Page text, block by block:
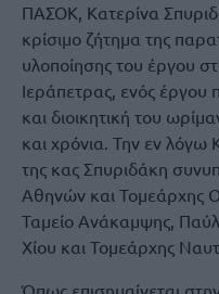
ΠΑΣΟΚ, Κατερίνα
κρίσιμο ζήτημα της
υλοποίησης του έργου
Ιεράπετρας, ενός
και διοικητική του
και χρόνια. Την εν λόγω
της κας Σπυριδάκη
Αθηνών και Τομεάρχης
Ταμείο Ανάκαμψης,
Χίου και Τομεάρχης
Όπως επισημαίνεται